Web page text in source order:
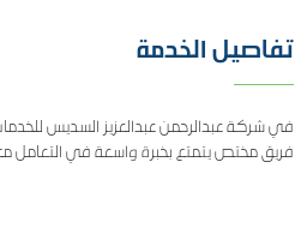
تفاصيل الخدمة
في شركة عبدالرحمن عبدالعزيز السديس
فريق مختص يتمتع بخبرة واسعة في التعامل